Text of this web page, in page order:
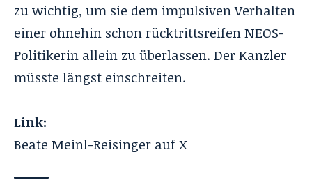
zu wichtig, um sie dem impulsiven Verhalten
einer ohnehin schon rücktrittsreifen NEOS-
Politikerin allein zu überlassen. Der Kanzler
müsste längst einschreiten.
Link:
Beate Meinl-Reisinger auf X